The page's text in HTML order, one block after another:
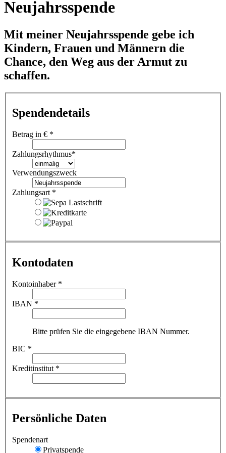
Neujahrsspende
Mit meiner Neujahrsspende gebe ich
Kindern, Frauen und Männern die
Chance, den Weg aus der Armut zu
schaffen.
Spendendetails
Betrag in € *
Zahlungsrhythmus*
Verwendungszweck
Zahlungsart *
Kontodaten
Kontoinhaber *
IBAN *
Bitte prüfen Sie die eingegebene IBAN Nummer.
BIC *
Kreditinstitut *
Persönliche Daten
Spendenart
Privatspende